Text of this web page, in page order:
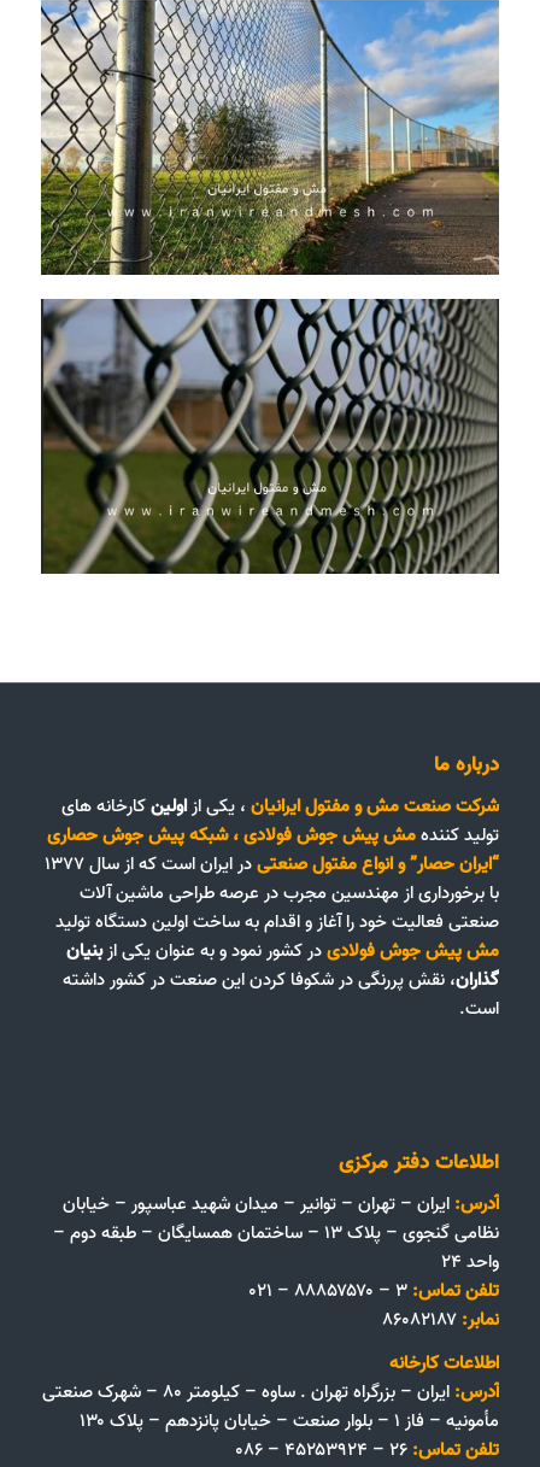
درباره ما
شرکت صنعت مش و مفتول ایرانیان، یکی ازاولینکارخانه های
تولید کنندهمش پیش جوش فولادی،شبکه پیش جوش حصاری
“ایران حصار”وانواع مفتول صنعتی
در ایران است که از سال ۱۳۷۷
با برخورداری از مهندسین مجرب در عرصه طراحی ماشین آلات
صنعتی فعالیت خود را آغاز و اقدام به ساخت اولین دستگاه تولید
مش پیش جوش فولادیدر کشور نمود و به عنوان یکی ازبنیان
گذاران، نقش پررنگی در شکوفا کردن این صنعت در کشور داشته
است.
اطلاعات دفتر مرکزی
آدرس: ایران – تهران – توانیر – میدان شهید عباسپور – خیابان
نظامی گنجوی – پلاک ۱۳ – ساختمان همسایگان – طبقه دوم –
واحد ۲۴
تلفن تماس:
نمابر:
اطلاعات کارخانه
آدرس:
ایران – بزرگراه تهران . ساوه – کیلومتر ۸۰ – شهرک صنعتی
مأمونیه – فاز ۱ – بلوار صنعت – خیابان پانزدهم – پلاک ۱۳۰
تلفن تماس: